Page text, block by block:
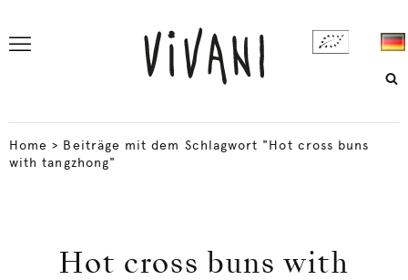
Home > Beiträge mit dem Schlagwort "Hot cross buns
with tangzhong"
Hot cross buns with